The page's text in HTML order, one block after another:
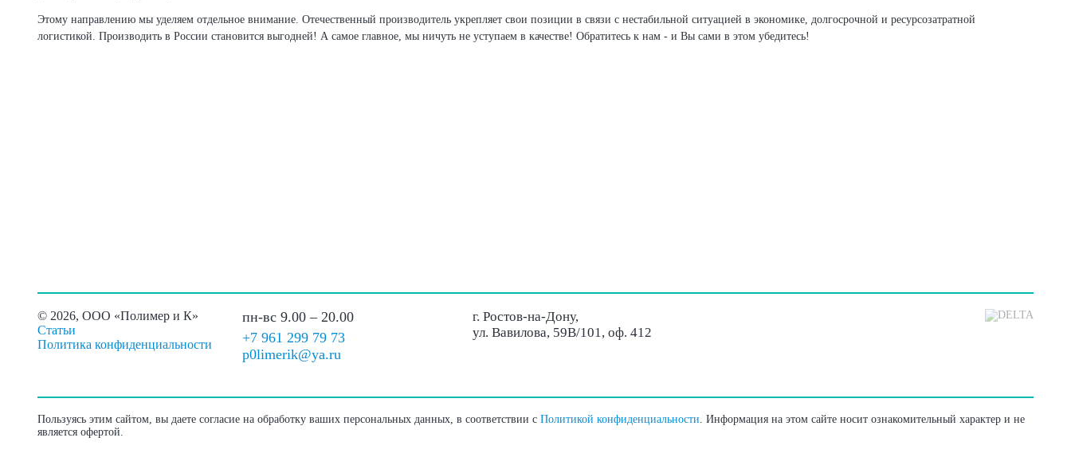
Этому направлению мы уделяем отдельное внимание. Отечественный производитель укрепляет свои позиции в связи с нестабильной ситуацией в экономике, долгосрочной и ресурсозатратной
логистикой. Производить в России становится выгодней! А самое главное, мы ничуть не уступаем в качестве! Обратитесь к нам - и Вы сами в этом убедитесь!
© 2026, ООО «Полимер и К»
Статьи
Политика конфиденциальности
пн-вс 9.00 – 20.00
+7 961 299 79 73
p0limerik@ya.ru
г. Ростов-на-Дону,
ул. Вавилова, 59В/101, оф. 412
Пользуясь этим сайтом, вы даете согласие на обработку ваших персональных данных, в соответствии сПолитикой конфиденциальности. Информация на этом сайте носит ознакомительный характер и не
является офертой.